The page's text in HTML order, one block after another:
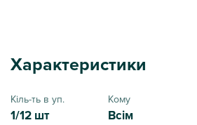
Характеристики
Кіль-ть в уп.
1/12 шт
Кому
Всім